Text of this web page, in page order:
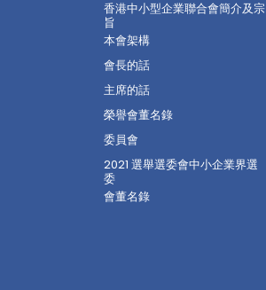
香港中小型企業聯合會簡介及宗
旨
本會架構
會長的話
主席的話
榮譽會董名錄
委員會
2021 選舉選委會中小企業界選
委
會董名錄